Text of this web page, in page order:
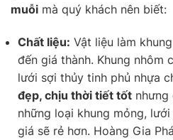
muỗi mà quý khách nên biết:
Chất liệu: Vật liệu làm
đến giá thành. Khung nhôm
lưới sợi thủy tinh phủ nhựa
đẹp, chịu thời tiết tốt nhưng
những loại khung mỏng,
giá sẽ rẻ hơn. Hoàng Gia